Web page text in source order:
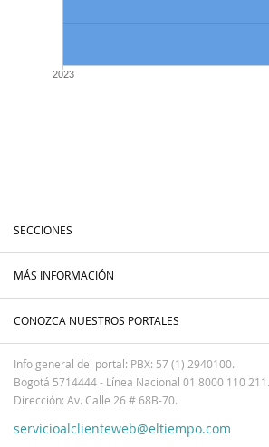
2023
SECCIONES
MÁS INFORMACIÓN
CONOZCA NUESTROS PORTALES
Info general del portal: PBX: 57 (1) 2940100.
Bogotá 5714444 - Línea Nacional 01 8000 110 211.
Dirección: Av. Calle 26 # 68B-70.
servicioalclienteweb@eltiempo.com